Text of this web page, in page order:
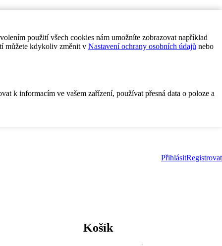
použití všech cookies nám umožníte zobrazovat například
můžete kdykoliv změnit v Nastavení ochrany osobních údajů nebo
k informacím ve vašem zařízení, používat přesná data o poloze a
PřihlásitRegistrovat
Košík